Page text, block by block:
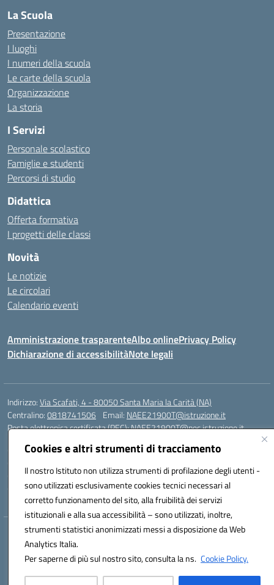
Cookies e altri strumenti di tracciamento
Il nostro Istituto non utilizza strumenti di profilazione degli utenti -
sono utilizzati esclusivamente cookies tecnici necessari al
corretto funzionamento del sito, alla fruibilità dei servizi
istituzionali e alla sua accessibilità – sono utilizzati, inoltre,
strumenti statistici anonimizzati messi a disposizione da Web
Analytics Italia.
Per saperne di più sul nostro sito, consulta la ns. Cookie Policy.
La Scuola
Presentazione
I luoghi
I numeri della scuola
Le carte della scuola
Organizzazione
La storia
I Servizi
Personale scolastico
Famiglie e studenti
Percorsi di studio
Didattica
Offerta formativa
I progetti delle classi
Novità
Le notizie
Le circolari
Calendario eventi
Amministrazione trasparenteAlbo onlinePrivacy Policy
Dichiarazione di accessibilitàNote legali
Indirizzo:Via Scafati, 4 - 80050 Santa Maria la Carità (NA)
Centralino:0818741506 Email: NAEE21900T@istruzione.it
Posta elettronica certificata (PEC):NAEE21900T@pec.istruzione.it
Codice fiscale: 90016250632
Codice Indice delle Pubbliche Amministrazioni (IPA): istsc_naee21900t
Codice unico di fatturazione (CUF): UFZ0X6
Hosting & Powered by 3D Solution S.r.l.
Concept & Design by Designers Italia